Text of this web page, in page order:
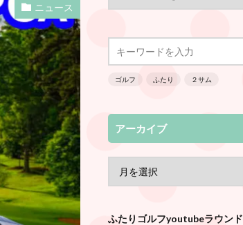
ニュース
ゴルフ ふたり ２サム
アーカイブ
ふたりゴルフyoutubeラウン